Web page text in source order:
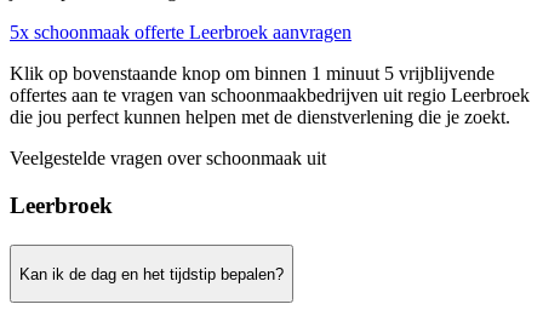
5x schoonmaak offerte Leerbroek aanvragen
Klik op bovenstaande knop om binnen 1 minuut 5 vrijblijvende
offertes aan te vragen van schoonmaakbedrijven uit regio Leerbroek
die jou perfect kunnen helpen met de dienstverlening die je zoekt.
Veelgestelde vragen over schoonmaak uit
Leerbroek
Kan ik de dag en het tijdstip bepalen?